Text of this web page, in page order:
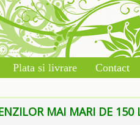
Plata si livrare Contact
MAI MARI DE